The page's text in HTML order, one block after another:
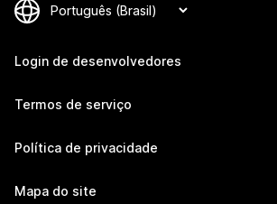
Login de desenvolvedores
Termos de serviço
Política de privacidade
Mapa do site